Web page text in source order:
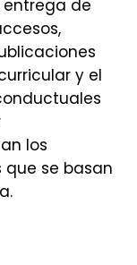
de
y el
los
se basan